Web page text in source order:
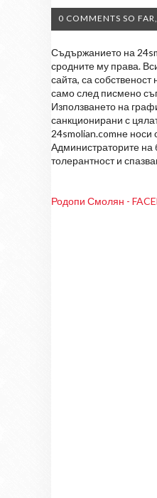
0 COMMENTS SO
Съдържанието на
сродните му права.
сайта, са
само след писмено
Използването на
санкционирани с
24smolian.comне носи
Администраторите на
толерантност и
Родопи Смолян -